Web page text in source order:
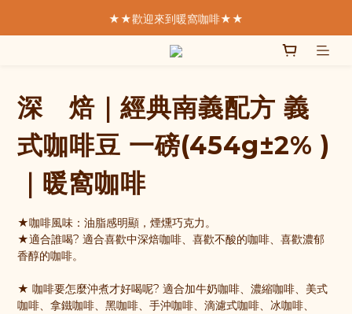
★★歡迎來到暖窩咖啡★★
★★歡迎來到暖窩咖啡★★
  我們致力於製作好的咖啡
★★歡迎來到暖窩咖啡★★
深 焙｜經典南義配方 義
式咖啡豆 一磅(454g±2% )
｜暖窩咖啡
★咖啡風味：油脂感明顯，煙燻巧克力。
★適合誰喝? 適合喜歡中深焙咖啡、喜歡不酸的咖啡、喜歡濃郁
香醇的咖啡。
★ 咖啡要怎麼沖煮才好喝呢? 適合加牛奶咖啡、濃縮咖啡、美式
咖啡、拿鐵咖啡、黑咖啡、手沖咖啡、滴濾式咖啡、冰咖啡、